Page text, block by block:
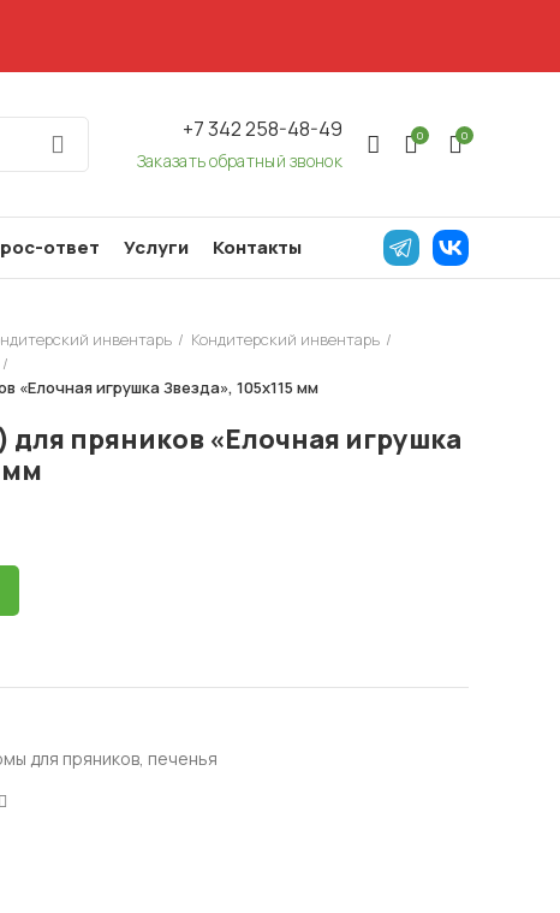
+7 342 258-48-49
Заказать обратный звонок
0 0
ответ Услуги Контакты
инвентарь
Кондитерский инвентарь
«Елочная игрушка Звезда», 105х115 мм
пряников «Елочная игрушка
мм
для пряников, печенья